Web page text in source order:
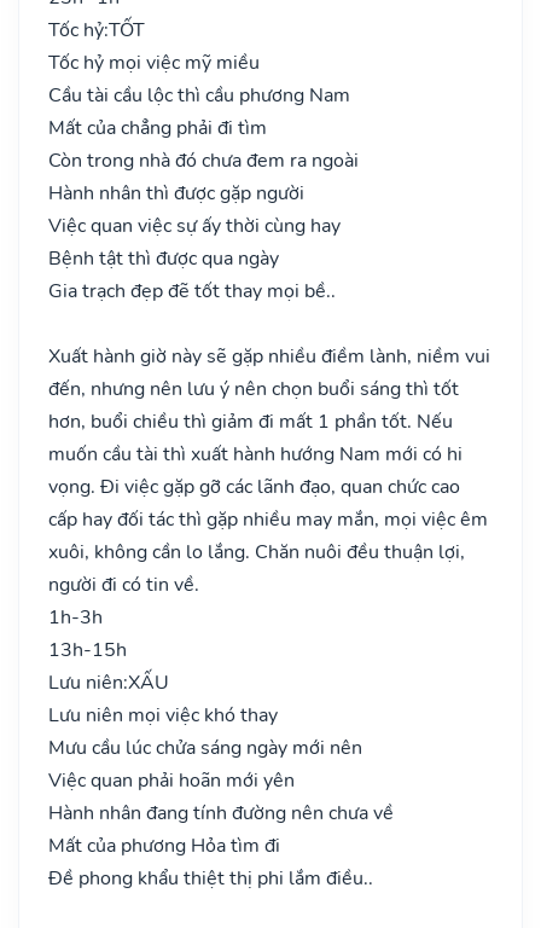
Tốc hỷ:TỐT
Tốc hỷ mọi việc mỹ miều
Cầu tài cầu lộc thì cầu phương Nam
Mất của chẳng phải đi tìm
Còn trong nhà đó chưa đem ra ngoài
Hành nhân thì được gặp người
Việc quan việc sự ấy thời cùng hay
Bệnh tật thì được qua ngày
Gia trạch đẹp đẽ tốt thay mọi bề..
Xuất hành giờ này sẽ gặp nhiều điềm lành, niềm vui
đến, nhưng nên lưu ý nên chọn buổi sáng thì tốt
hơn, buổi chiều thì giảm đi mất 1 phần tốt. Nếu
muốn cầu tài thì xuất hành hướng Nam mới có hi
vọng. Đi việc gặp gỡ các lãnh đạo, quan chức cao
cấp hay đối tác thì gặp nhiều may mắn, mọi việc êm
xuôi, không cần lo lắng. Chăn nuôi đều thuận lợi,
người đi có tin về.
1h-3h
13h-15h
Lưu niên:XẤU
Lưu niên mọi việc khó thay
Mưu cầu lúc chửa sáng ngày mới nên
Việc quan phải hoãn mới yên
Hành nhân đang tính đường nên chưa về
Mất của phương Hỏa tìm đi
Đề phong khẩu thiệt thị phi lắm điều..